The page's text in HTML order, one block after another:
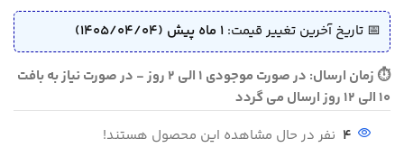
📅 تاریخ آخرین تغییر قیمت: 1 ماه پیش (1405/04/04)
⏱ زمان ارسال: در صورت موجودی 1 الی 2 روز - در صورت نیاز به بافت
10 الی 12 روز ارسال می گردد
4 نفر در حال مشاهده این محصول هستند!